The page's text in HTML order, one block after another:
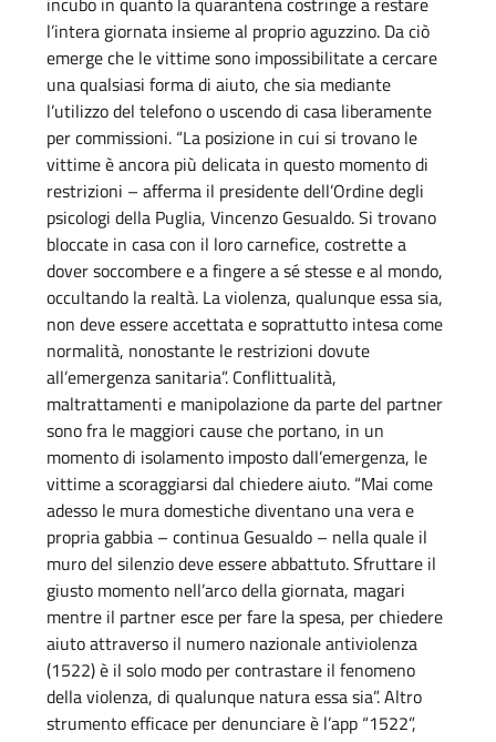
l’intera giornata insieme al proprio aguzzino. Da ciò
emerge che le vittime sono impossibilitate a cercare
una qualsiasi forma di aiuto, che sia mediante
l’utilizzo del telefono o uscendo di casa liberamente
per commissioni. “La posizione in cui si trovano le
vittime è ancora più delicata in questo momento di
restrizioni – afferma il presidente dell’Ordine degli
psicologi della Puglia, Vincenzo Gesualdo. Si trovano
bloccate in casa con il loro carnefice, costrette a
dover soccombere e a fingere a sé stesse e al mondo,
occultando la realtà. La violenza, qualunque essa sia,
non deve essere accettata e soprattutto intesa come
normalità, nonostante le restrizioni dovute
all’emergenza sanitaria”. Conflittualità,
maltrattamenti e manipolazione da parte del partner
sono fra le maggiori cause che portano, in un
momento di isolamento imposto dall’emergenza, le
vittime a scoraggiarsi dal chiedere aiuto. “Mai come
adesso le mura domestiche diventano una vera e
propria gabbia – continua Gesualdo – nella quale il
muro del silenzio deve essere abbattuto. Sfruttare il
giusto momento nell’arco della giornata, magari
mentre il partner esce per fare la spesa, per chiedere
aiuto attraverso il numero nazionale antiviolenza
(1522) è il solo modo per contrastare il fenomeno
della violenza, di qualunque natura essa sia”. Altro
strumento efficace per denunciare è l’app “1522”,